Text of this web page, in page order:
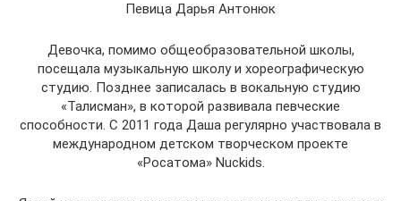
Певица Дарья Антонюк
Девочка, помимо общеобразовательной школы,
посещала музыкальную школу и хореографическую
студию. Позднее записалась в вокальную студию
«Талисман», в которой развивала певческие
способности. С 2011 года Даша регулярно участвовала в
международном детском творческом проекте
«Росатома» Nuckids.